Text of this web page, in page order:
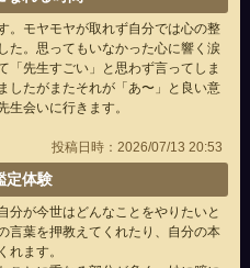
。モヤモヤが取れず自分では心の整
た。思ってもいなかった心に響く涙
「先生すごい」と思わず言ってしま
したがまたそれが「あ〜」と良い意
会いに行きます。
投稿日時：2026/07/13 20:53
定体験
分が今世はどんなことをやりたいと
言葉を押教えてくれたり、自分の本
れます。